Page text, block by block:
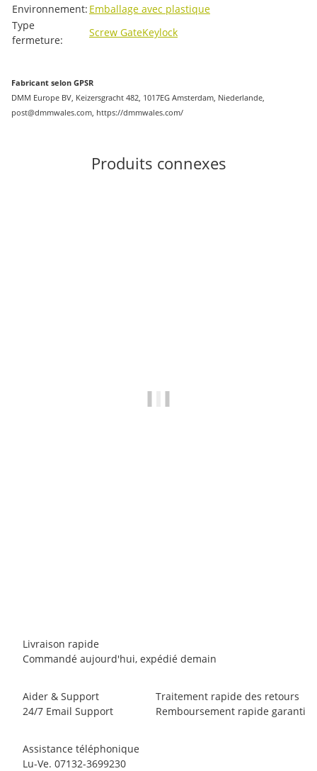
Environnement: Emballage avec plastique
Type
fermeture:
Screw GateKeylock
Fabricant selon GPSR
DMM Europe BV, Keizersgracht 482, 1017EG Amsterdam, Niederlande,
post@dmmwales.com, https://dmmwales.com/
Produits connexes
Livraison rapide
Commandé aujourd'hui, expédié demain
Aider & Support
24/7 Email Support
Traitement rapide des retours
Remboursement rapide garanti
Assistance téléphonique
Lu-Ve. 07132-3699230